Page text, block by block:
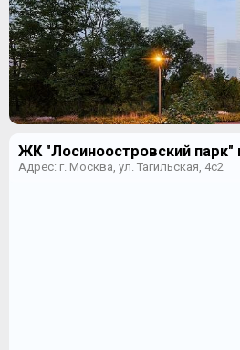
ЖК "Лосиноостровский парк"
Адрес: г. Москва, ул. Тагильская, 4с2